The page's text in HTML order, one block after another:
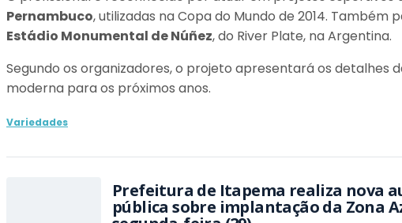
Pernambuco, utilizadas na Copa do Mundo de 2014.
Estádio Monumental de Núñez, do River Plate, na Argentina.
Segundo os organizadores, o projeto apresentará os
moderna para os próximos anos.
Variedades
Prefeitura de Itapema realiza nova
pública sobre implantação da Zona